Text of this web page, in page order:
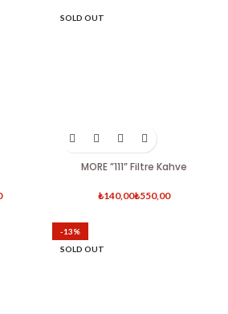
SOLD OUT
MORE ”111” Filtre Kahve
₺ ₺
-13%
SOLD OUT